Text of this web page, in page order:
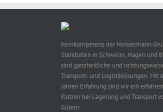
Kernkompetenz der Honselmann
Standorten in Schwelm, Hagen und
sind ganzheitliche und
Transport- und Logistiklösungen. Mit
Jahren Erfahrung sind wir ein
Partner bei Lagerung und Transport
Gütern.